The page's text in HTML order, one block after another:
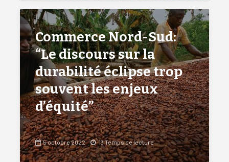
Commerce Nord-Sud:
“Le discours sur la
durabilité éclipse trop
souvent les enjeux
d’équité”
5 octobre 2022 13 Temps de lecture